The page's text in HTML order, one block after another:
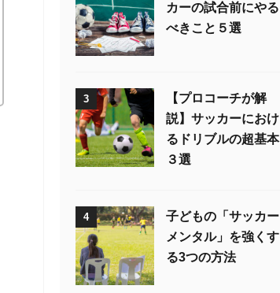
カーの試合前にやる
べきこと５選
3
【プロコーチが解
説】サッカーにおけ
るドリブルの超基本
３選
4
子どもの「サッカー
メンタル」を強くす
る3つの方法